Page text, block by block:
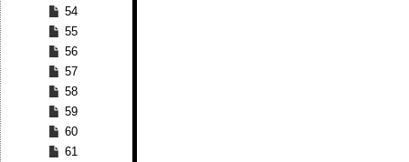
54
55
56
57
58
59
60
61